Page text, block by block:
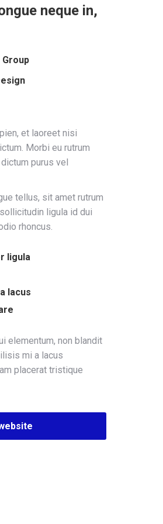
neque in,
et laoreet nisi
Morbi eu rutrum
purus vel
tellus, sit amet rutrum
ligula id dui
rhoncus.
ligula
lacus
elementum, non blandit
mi a lacus
placerat tristique